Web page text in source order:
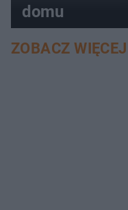
domu
ZOBACZ WIĘCEJ